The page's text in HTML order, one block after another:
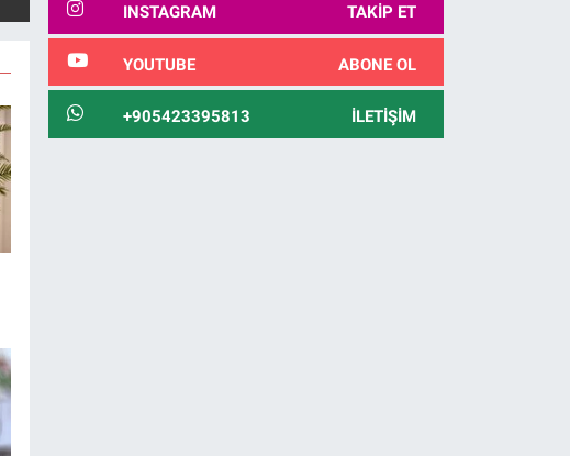
INSTAGRAM TAKIP ET
YOUTUBE ABONE OL
+905423395813 İLETIŞIM